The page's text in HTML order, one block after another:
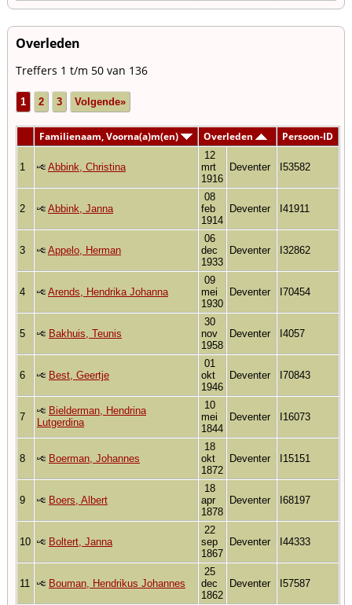
Overleden
Treffers 1 t/m 50 van 136
1 2 3 Volgende»
Familienaam, Voorna(a)m(en) Overleden Persoon-ID
1 Abbink, Christina
12
mrt
1916
Deventer I53582
2 Abbink, Janna
08
feb
1914
Deventer I41911
3 Appelo, Herman
06
dec
1933
Deventer I32862
4 Arends, Hendrika Johanna
09
mei
1930
Deventer I70454
5 Bakhuis, Teunis
30
nov
1958
Deventer I4057
6 Best, Geertje
01
okt
1946
Deventer I70843
7
Bielderman, Hendrina
Lutgerdina
10
mei
1844
Deventer I16073
8 Boerman, Johannes
18
okt
1872
Deventer I15151
9 Boers, Albert
18
apr
1878
Deventer I68197
10 Boltert, Janna
22
sep
1867
Deventer I44333
11 Bouman, Hendrikus Johannes
25
dec
1862
Deventer I57587